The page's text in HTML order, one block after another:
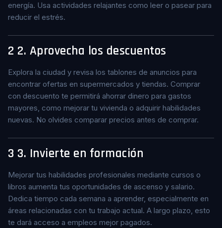
energía. Usa actividades relajantes como leer o pasear para
reducir el estrés.
2 2. Aprovecha los descuentos
Explora la ciudad y revisa los tablones de anuncios para
encontrar ofertas en supermercados y tiendas. Comprar
con descuento te permitirá ahorrar dinero para gastos
mayores, como mejorar tu vivienda o adquirir habilidades
nuevas. No olvides comparar precios antes de comprar.
3 3. Invierte en formación
Mejorar tus habilidades profesionales mediante cursos o
libros aumenta tus oportunidades de ascenso y salario.
Dedica tiempo cada semana a aprender, especialmente en
áreas relacionadas con tu trabajo actual. A largo plazo, esto
te dará acceso a empleos mejor pagados.